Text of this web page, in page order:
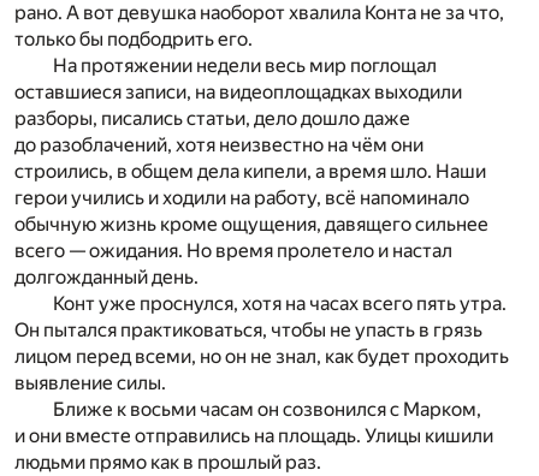
рано. А вот девушка наоборот хвалила Конта не за что,
только бы подбодрить его.
На протяжении недели весь мир поглощал
оставшиеся записи, на видеоплощадках выходили
разборы, писались статьи, дело дошло даже
до разоблачений, хотя неизвестно на чём они
строились, в общем дела кипели, а время шло. Наши
герои учились и ходили на работу, всё напоминало
обычную жизнь кроме ощущения, давящего сильнее
всего — ожидания. Но время пролетело и настал
долгожданный день.
Конт уже проснулся, хотя на часах всего пять утра.
Он пытался практиковаться, чтобы не упасть в грязь
лицом перед всеми, но он не знал, как будет проходить
выявление силы.
Ближе к восьми часам он созвонился с Марком,
и они вместе отправились на площадь. Улицы кишили
людьми прямо как в прошлый раз.